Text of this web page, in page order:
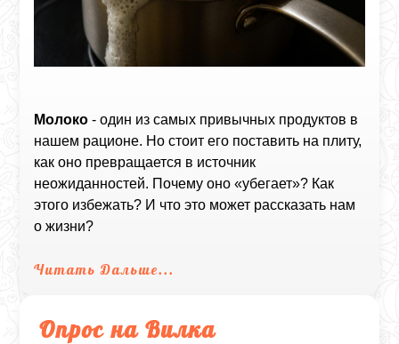
Молоко - один из самых привычных продуктов в
нашем рационе. Но стоит его поставить на плиту,
как оно превращается в источник
неожиданностей. Почему оно «убегает»? Как
этого избежать? И что это может рассказать нам
о жизни?
Читать Дальше...
Опрос на Вилка